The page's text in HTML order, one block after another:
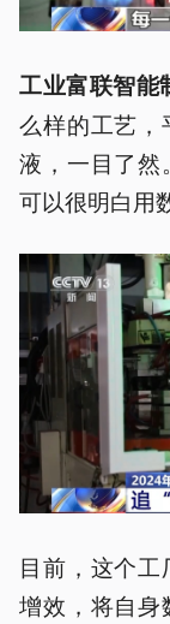
工业富联智能
么样的工艺，
液，一目了
可以很明白用
目前，这个
增效，将自身